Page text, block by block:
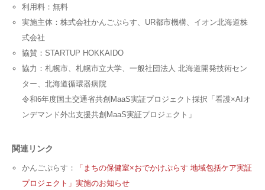
利用料：無料
実施主体：株式会社かんごぷらす、UR都市機構、イオン北海道株
式会社
協賛：STARTUP HOKKAIDO
協力：札幌市、札幌市立大学、一般社団法人 北海道開発技術セン
ター、北海道循環器病院
令和6年度国土交通省共創MaaS実証プロジェクト採択「看護×AIオ
ンデマンド外出支援共創MaaS実証プロジェクト」
関連リンク
かんごぷらす：
「まちの保健室×おでかけぷらす 地域包括ケア実証
プロジェクト」実施のお知らせ